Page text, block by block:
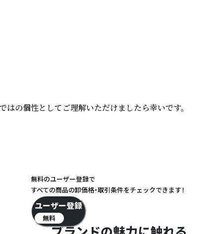
はの個性としてご理解いただけましたら幸いです。
無料のユーザー登録で
すべての商品の卸価格・取引条件をチェックできます！
ユーザー登録
無料